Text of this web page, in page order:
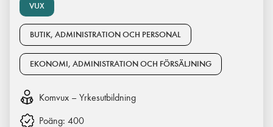
VUX
BUTIK, ADMINISTRATION OCH PERSONAL
EKONOMI, ADMINISTRATION OCH FÖRSÄLJNING
Komvux – Yrkesutbildning
Poäng: 400